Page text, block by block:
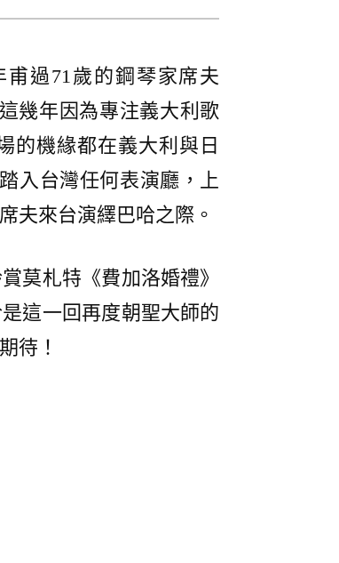
甫過71歲的鋼琴家席夫
幾年因為專注義大利歌
的機緣都在義大利與日
入台灣任何表演廳，上
夫來台演繹巴哈之際。
莫札特《費加洛婚禮》
這一回再度朝聖大師的
待！